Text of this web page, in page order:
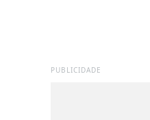
PUBLICIDADE